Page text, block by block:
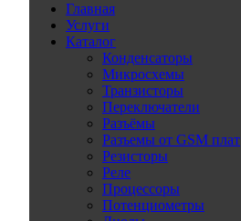
Главная
Услуги
Каталог
Конденсаторы
Микросхемы
Транзисторы
Переключатели
Разъёмы
Разъемы от GSM плат
Резисторы
Реле
Процессоры
Потенциометры